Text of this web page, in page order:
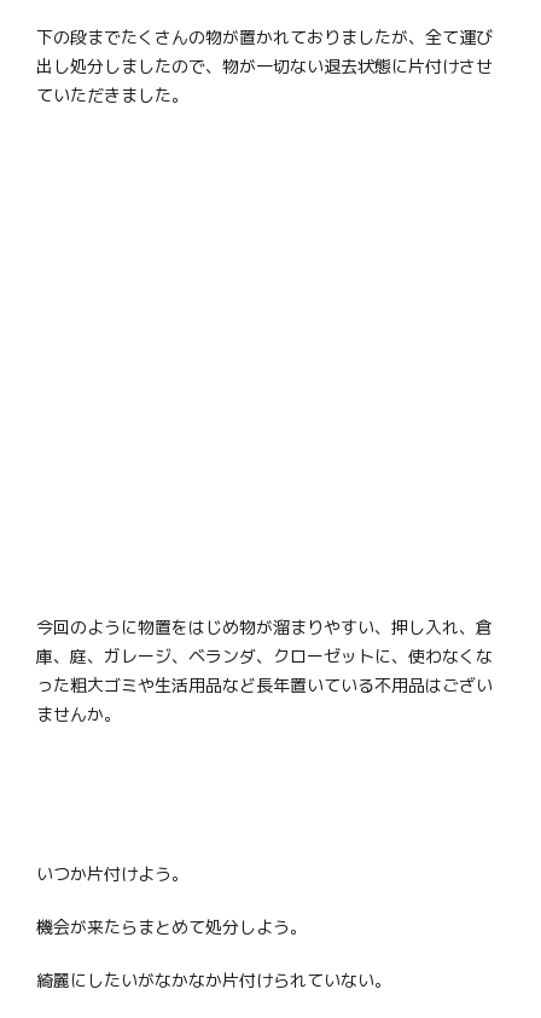
下の段までたくさんの物が置かれておりましたが、全て運び
出し処分しましたので、物が一切ない退去状態に片付けさせ
ていただきました。
今回のように物置をはじめ物が溜まりやすい、押し入れ、倉
庫、庭、ガレージ、ベランダ、クローゼットに、使わなくな
った粗大ゴミや生活用品など長年置いている不用品はござい
ませんか。
いつか片付けよう。
機会が来たらまとめて処分しよう。
綺麗にしたいがなかなか片付けられていない。